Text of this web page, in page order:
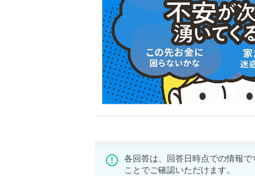
各回答は、回答日時点での情報
ことでご確認いただけます。